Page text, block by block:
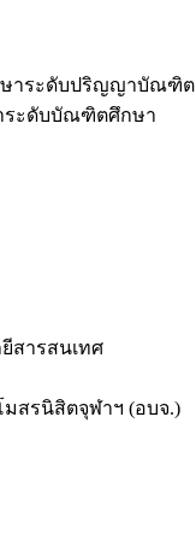
ษาระดับปริญญาบัณฑิต
ระดับบัณฑิตศึกษา
สารสนเทศ
สรนิสิตจุฬาฯ (อบจ.)